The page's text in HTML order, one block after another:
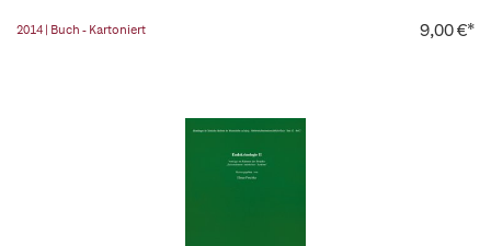
2014 | Buch - Kartoniert 9,00 €*